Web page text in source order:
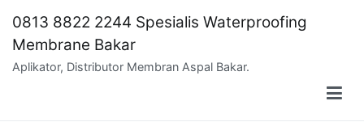
content
0813 8822 2244 Spesialis Waterproofing
Membrane Bakar
Aplikator, Distributor Membran Aspal Bakar.